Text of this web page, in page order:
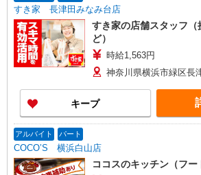
すき家 長津田みなみ台店
すき家の店舗スタッフ
ど）
時給1,563円
神奈川県横浜市緑区長
キープ
アルバイト パート
COCO’S 横浜白山店
ココスのキッチン（フー